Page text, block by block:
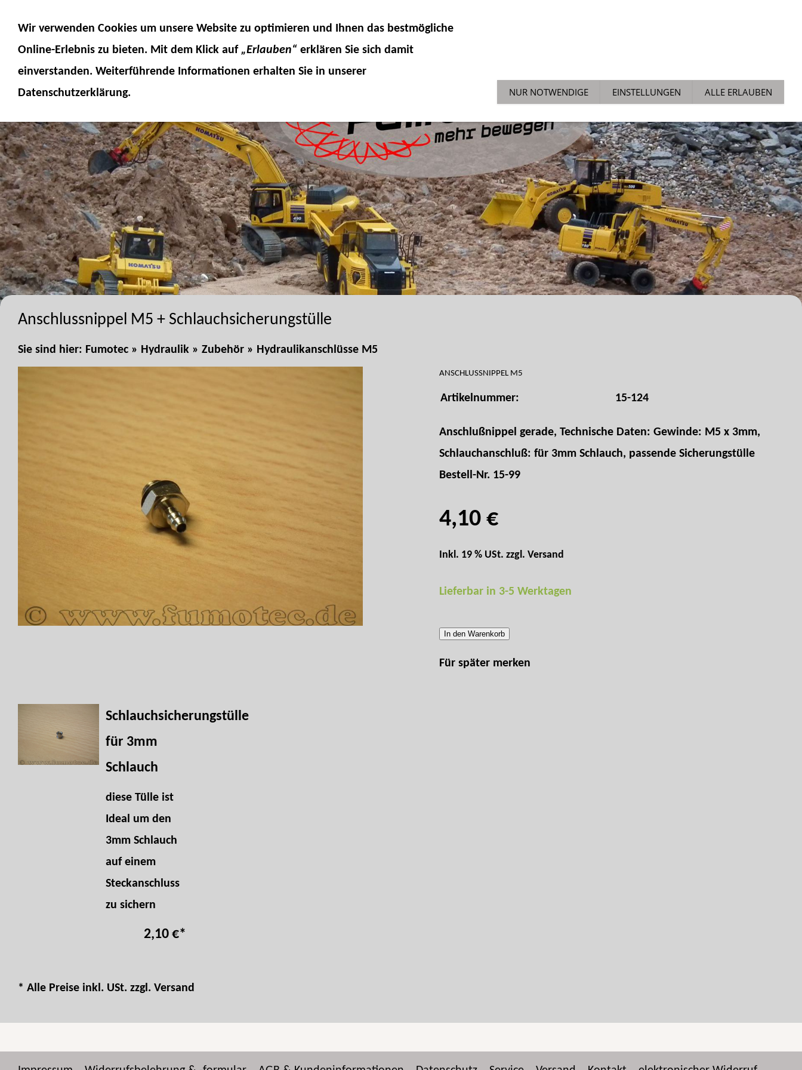
FUMOTEC ONLINESHOP SONDERAKTIONEN ENGLISH-SHOP
Anschlussnippel M5 + Schlauchsicherungstülle
Sie sind hier: Fumotec » Hydraulik » Zubehör » Hydraulikanschlüsse M5
ANSCHLUSSNIPPEL M5
Artikelnummer: 15-124
Anschlußnippel gerade, Technische Daten: Gewinde: M5 x 3mm,
Schlauchanschluß: für 3mm Schlauch, passende Sicherungstülle
Bestell-Nr. 15-99
4,10 €
Inkl. 19 % USt. zzgl.Versand
Lieferbar in 3-5 Werktagen
In den Warenkorb
Für später merken
Schlauchsicherungstülle
für 3mm
Schlauch
diese Tülle ist
Ideal um den
3mm Schlauch
auf einem
Steckanschluss
zu sichern
2,10 €*
* Alle Preise inkl. USt. zzgl. Versand
Wir verwenden Cookies um unsere Website zu optimieren und Ihnen das bestmögliche
Online-Erlebnis zu bieten. Mit dem Klick auf „Erlauben“ erklären Sie sich damit
einverstanden. Weiterführende Informationen erhalten Sie in unserer
Datenschutzerklärung.
NUR NOTWENDIGE EINSTELLUNGEN ALLE ERLAUBEN